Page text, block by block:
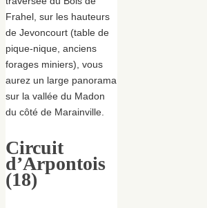
Frahel, sur les hauteurs
de Jevoncourt (table de
pique-nique, anciens
forages miniers), vous
aurez un large panorama
sur la vallée du Madon
du côté de Marainville.
Circuit
d’Arpontois
(18)